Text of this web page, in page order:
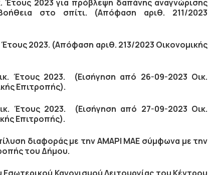
2023 για πρόβλεψη δαπάνης αναγνώρισης
στο σπίτι. (Απόφαση αριθ. 211/2023
2023. (Απόφαση αριθ. 213/2023 Οικονομικής
Έτους 2023. (Εισήγηση από 26-09-2023 Οικ.
Επιτροπής).
Έτους 2023. (Εισήγηση από 27-09-2023 Οικ.
Επιτροπής).
διαφοράς με την ΑΜΑΡΙ ΜΑΕ σύμφωνα με την
του Δήμου.